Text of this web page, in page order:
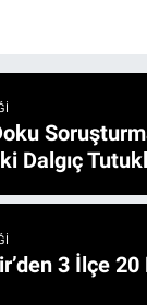
Dalgıç
Haftada Asfalt